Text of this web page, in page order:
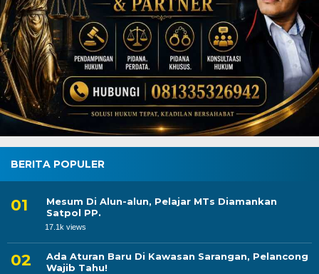
BERITA POPULER
Mesum Di Alun-alun, Pelajar MTs Diamankan
Satpol PP.
17.1k views
Ada Aturan Baru Di Kawasan Sarangan, Pelancong
Wajib Tahu!